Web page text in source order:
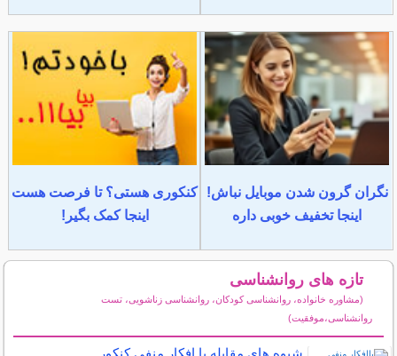
نگران گرون شدن موبایل نباش!
اینجا تخفیف خوبی داره
کنکوری هستی؟ تا فرصت هست
اینجا کمک بگیر!
تازه های روانشناسی
(مشاوره خانواده، روانشناسی کودکان، روانشناسی زناشویی، تست
روانشناسی،موفقیت)
شیوه های مقابله با افکار منفی کنکور